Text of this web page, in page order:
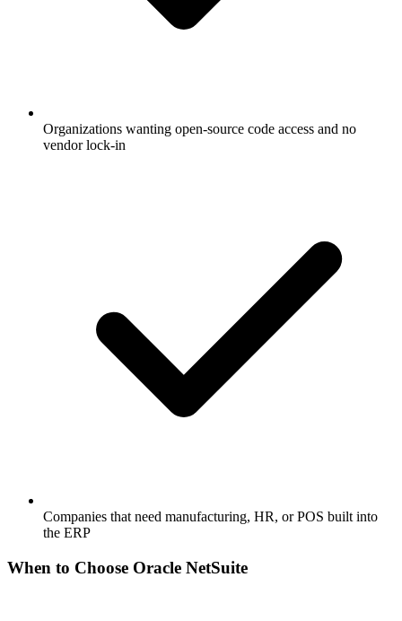
Organizations wanting open-source code access and no
vendor lock-in
Companies that need manufacturing, HR, or POS built into
the ERP
When to Choose Oracle NetSuite